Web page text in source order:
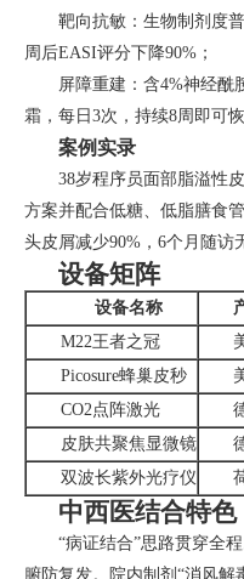
靶向抗敏：生物制剂度
周后EASI评分下降90%；
屏障重建：含4%神经酰
霜，每日3次，持续8周即可
案例实录
38岁程序员面部脂溢性
方案并配合低糖、低脂膳食
头皮屑减少90%，6个月随访
设备矩阵
设备名称
M22王者之冠
Picosure蜂巢皮秒
CO2点阵激光
皮肤共聚焦显微镜
双波长紫外光疗仪
中西医结合特色
“病证结合”思路贯穿全
腑防复发。院内制剂“消风